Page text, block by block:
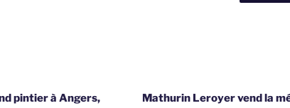
pintier à Angers,
Mathurin Leroyer vend la